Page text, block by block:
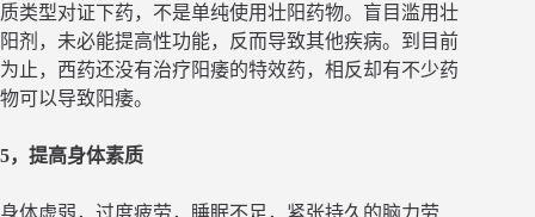
质类型对证下药，不是单纯使用壮阳药物。盲目滥用壮
阳剂，未必能提高性功能，反而导致其他疾病。到目前
为止，西药还没有治疗阳痿的特效药，相反却有不少药
物可以导致阳痿。
5，提高身体素质
身体虚弱，过度疲劳，睡眠不足，紧张持久的脑力劳